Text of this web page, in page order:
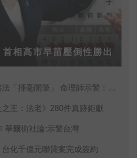
首相高市早苗壓倒性勝出
彰化縣議員發揚書法「揮毫開筆」 命理師示警：不
王：法老》280件真跡鉅獻
華爾街社論:示警台灣
化千億元聯貸案完成簽約